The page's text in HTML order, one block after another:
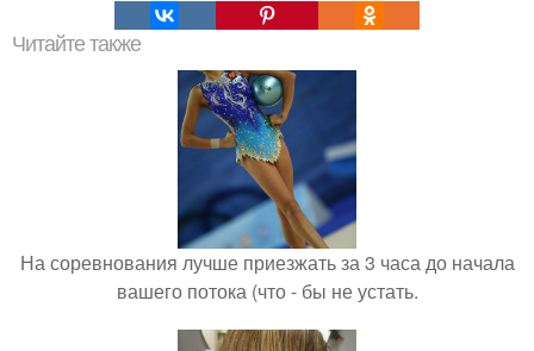
Читайте также
На соревнования лучше приезжать за 3 часа до начала
вашего потока (что - бы не устать.